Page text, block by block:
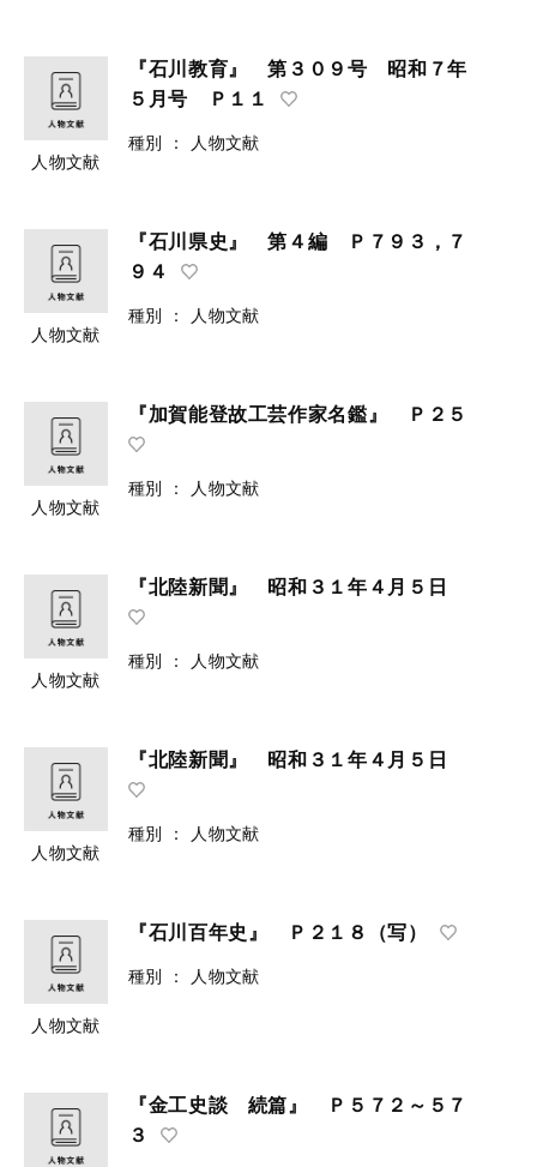
人物文献
『石川教育』 第３０９号 昭和７年
５月号 Ｐ１１
種別 ： 人物文献
人物文献
『石川県史』 第４編 Ｐ７９３，７
９４
種別 ： 人物文献
人物文献
『加賀能登故工芸作家名鑑』 Ｐ２５
種別 ： 人物文献
人物文献
『北陸新聞』 昭和３１年４月５日
種別 ： 人物文献
人物文献
『北陸新聞』 昭和３１年４月５日
種別 ： 人物文献
人物文献
『石川百年史』 Ｐ２１８（写）
種別 ： 人物文献
『金工史談 続篇』 Ｐ５７２～５７
３